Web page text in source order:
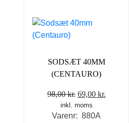
SODSÆT 40MM
(CENTAURO)
98,00kr. Den
oprindelige
pris
69,00 kr.
inkl. moms
Varenr: 880A